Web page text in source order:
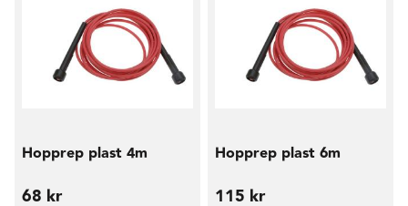
Hopprep plast 4m
68 kr
Hopprep plast 6m
115 kr